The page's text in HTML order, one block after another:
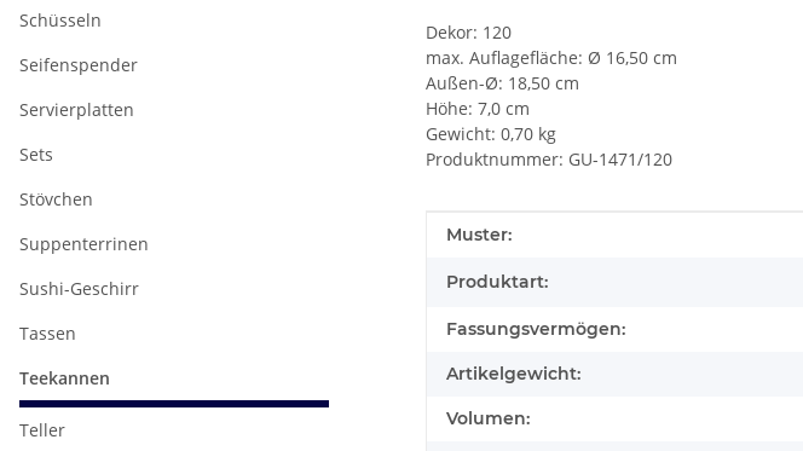
Dekor: 120
max. Auflagefläche: Ø 16,50 cm
Außen-Ø: 18,50 cm
Höhe: 7,0 cm
Gewicht: 0,70 kg
Produktnummer: GU-1471/120
Produkteigenschaft
Wert
Muster:
Produktart:
Fassungsvermögen:
Artikelgewicht:
Volumen:
Schüsseln
Seifenspender
Servierplatten
Sets
Stövchen
Suppenterrinen
Sushi-Geschirr
Tassen
Teekannen
Teller